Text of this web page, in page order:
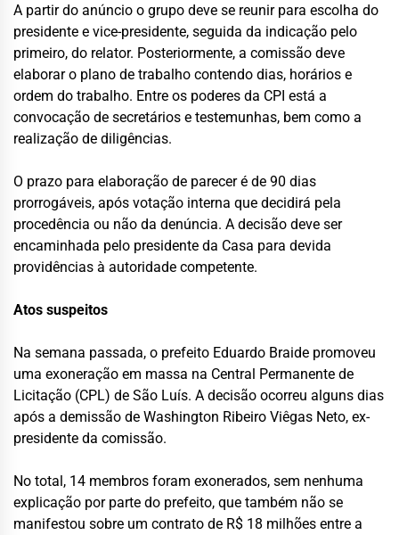
A partir do anúncio o grupo deve se reunir para escolha do
presidente e vice-presidente, seguida da indicação pelo
primeiro, do relator. Posteriormente, a comissão deve
elaborar o plano de trabalho contendo dias, horários e
ordem do trabalho. Entre os poderes da CPI está a
convocação de secretários e testemunhas, bem como a
realização de diligências.
O prazo para elaboração de parecer é de 90 dias
prorrogáveis, após votação interna que decidirá pela
procedência ou não da denúncia. A decisão deve ser
encaminhada pelo presidente da Casa para devida
providências à autoridade competente.
Atos suspeitos
Na semana passada, o prefeito Eduardo Braide promoveu
uma exoneração em massa na Central Permanente de
Licitação (CPL) de São Luís. A decisão ocorreu alguns dias
após a demissão de Washington Ribeiro Viêgas Neto, ex-
presidente da comissão.
No total, 14 membros foram exonerados, sem nenhuma
explicação por parte do prefeito, que também não se
manifestou sobre um contrato de R$ 18 milhões entre a